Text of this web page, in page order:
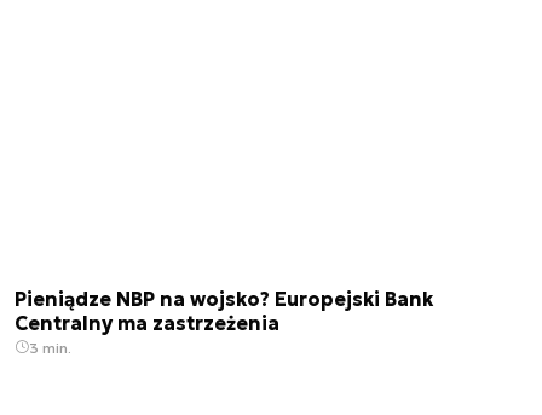
Pieniądze NBP na wojsko? Europejski Bank
Centralny ma zastrzeżenia
3 min.